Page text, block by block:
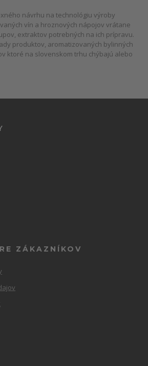
návrhu na technológiu výroby
vín a hroznových nápojov vrátane
extraktov potrebných na ich prípravu.
produktov, aromatizovaných bylinných
ktoré na slovenskom trhu chýbajú alebo
ZÁKAZNÍKOV